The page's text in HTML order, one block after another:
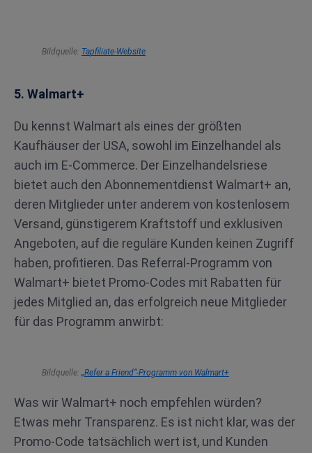
Bildquelle: Tapfiliate-Website
5. Walmart+
Du kennst Walmart als eines der größten
Kaufhäuser der USA, sowohl im Einzelhandel als
auch im E-Commerce. Der Einzelhandelsriese
bietet auch den Abonnementdienst Walmart+ an,
deren Mitglieder unter anderem von kostenlosem
Versand, günstigerem Kraftstoff und exklusiven
Angeboten, auf die reguläre Kunden keinen Zugriff
haben, profitieren. Das Referral-Programm von
Walmart+ bietet Promo-Codes mit Rabatten für
jedes Mitglied an, das erfolgreich neue Mitglieder
für das Programm anwirbt:
Bildquelle: „Refer a Friend“-Programm von Walmart+
Was wir Walmart+ noch empfehlen würden?
Etwas mehr Transparenz. Es ist nicht klar, was der
Promo-Code tatsächlich wert ist, und Kunden